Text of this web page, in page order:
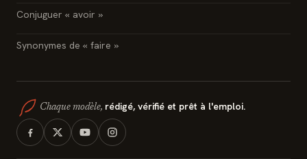
Conjuguer « avoir »
Synonymes de « faire »
Chaque modèle, rédigé, vérifié et prêt à l'emploi.